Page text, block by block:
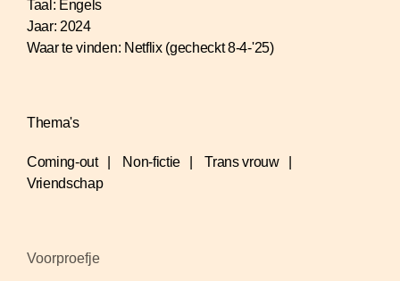
Taal: Engels
Jaar: 2024
Waar te vinden: Netflix (gecheckt 8-4-'25)
Thema's
Coming-out Non-fictie
Trans vrouw
Vriendschap
Voorproefje